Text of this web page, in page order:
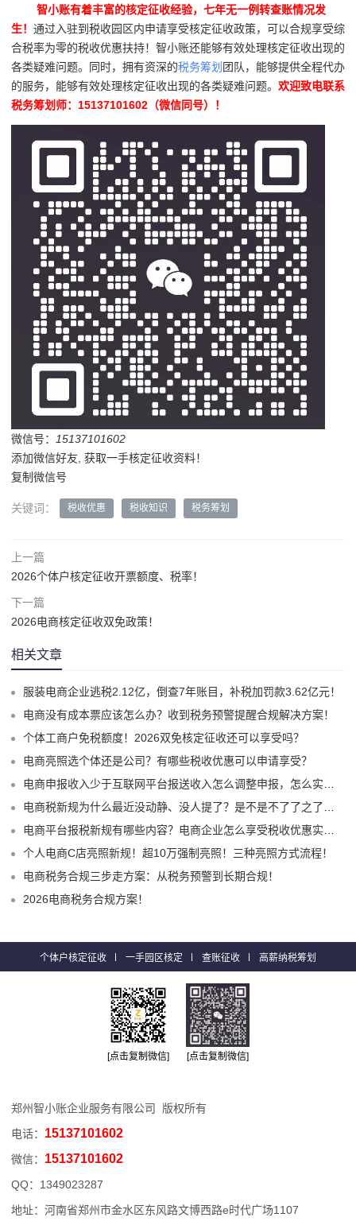
智小账有着丰富的核定征收经验，七年无一例转查账情况发
生！ 通过入驻到税收园区内申请享受核定征收政策，可以合规享受综
合税率为零的税收优惠扶持！智小账还能够有效处理核定征收出现的
各类疑难问题。同时，拥有资深的税务筹划 团队，能够提供全程代办
的服务，能够有效处理核定征收出现的各类疑难问题。 欢迎致电联系
税务筹划师：15137101602（微信同号）！
微信号：
15137101602
添加微信好友, 获取一手核定征收资料！
复制微信号
关键词： 税收优惠 税收知识 税务筹划
上一篇
2026个体户核定征收开票额度、税率！
下一篇
2026电商核定征收双免政策！
相关文章
服装电商企业逃税2.12亿，倒查7年账目，补税加罚款3.62亿元！
电商没有成本票应该怎么办？收到税务预警提醒合规解决方案！
个体工商户免税额度！2026双免核定征收还可以享受吗？
电商亮照选个体还是公司？有哪些税收优惠可以申请享受？
电商申报收入少于互联网平台报送收入怎么调整申报，怎么实现合规申报享受税收优惠！
电商税新规为什么最近没动静、没人提了？是不是不了了之了嘛？
电商平台报税新规有哪些内容？电商企业怎么享受税收优惠实现税务合规？
个人电商C店亮照新规！超10万强制亮照！三种亮照方式流程！
电商税务合规三步走方案：从税务预警到长期合规！
2026电商税务合规方案！
个体户核定征收 一手园区核定 查账征收 高薪纳税筹划
[点击复制微信] [点击复制微信]
郑州智小账企业服务有限公司 版权所有
电话： 15137101602
微信： 15137101602
QQ： 1349023287
地址：河南省郑州市金水区东风路文博西路e时代广场1107